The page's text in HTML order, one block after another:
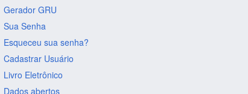
Gerador GRU
Sua Senha
Esqueceu sua senha?
Cadastrar Usuário
Livro Eletrônico
Dados abertos